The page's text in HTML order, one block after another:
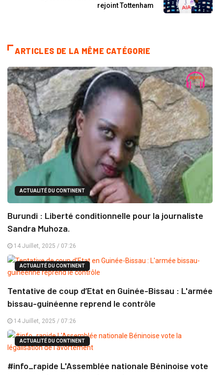
rejoint Tottenham
ARTICLES DE LA MÊME CATÉGORIE
ACTUALITÉ DU CONTINENT
Burundi : Liberté conditionnelle pour la journaliste
Sandra Muhoza.
14 Juillet, 2025 / 07:26
ACTUALITÉ DU CONTINENT
Tentative de coup d’Etat en Guinée-Bissau : L'armée
bissau-guinéenne reprend le contrôle
14 Juillet, 2025 / 07:26
ACTUALITÉ DU CONTINENT
#info_rapide L'Assemblée nationale Béninoise vote